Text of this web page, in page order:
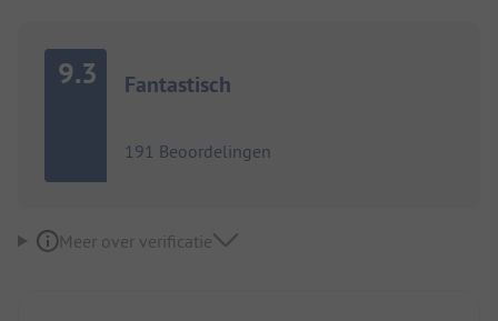
9.3 Fantastisch
191 Beoordelingen
Meer over verificatie